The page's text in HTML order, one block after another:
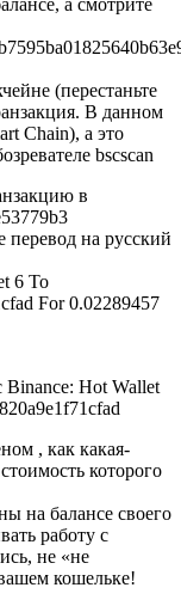
(перестаньте
В данном
Chain), а это
bscscan
в
перевод на русский
6 To
For 0.02289457
Hot Wallet
, как какая-
которого
на балансе своего
работу с
не «не
кошельке!